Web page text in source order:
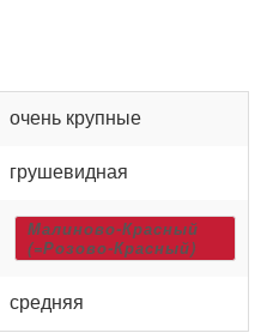
очень крупные
грушевидная
Малиново-Красный
(=Розово-Красный)
средняя